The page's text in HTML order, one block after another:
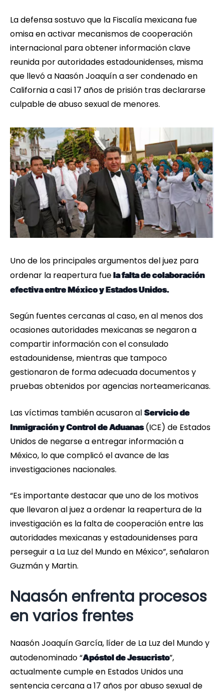
La defensa sostuvo que la Fiscalía mexicana fue
omisa en activar mecanismos de cooperación
internacional para obtener información clave
reunida por autoridades estadounidenses, misma
que llevó a Naasón Joaquín a ser condenado en
California a casi 17 años de prisión tras declararse
culpable de abuso sexual de menores.
Uno de los principales argumentos del juez para
ordenar la reapertura fuela falta de colaboración
efectiva entre México y Estados Unidos.
Según fuentes cercanas al caso, en al menos dos
ocasiones autoridades mexicanas se negaron a
compartir información con el consulado
estadounidense, mientras que tampoco
gestionaron de forma adecuada documentos y
pruebas obtenidos por agencias norteamericanas.
Las víctimas también acusaron al Servicio de
Inmigración y Control de Aduanas(ICE) de Estados
Unidos de negarse a entregar información a
México, lo que complicó el avance de las
investigaciones nacionales.
“Es importante destacar que uno de los motivos
que llevaron al juez a ordenar la reapertura de la
investigación es la falta de cooperación entre las
autoridades mexicanas y estadounidenses para
perseguir a La Luz del Mundo en México”, señalaron
Guzmán y Martin.
Naasón enfrenta procesos
en varios frentes
Naasón Joaquín García, líder de La Luz del Mundo y
autodenominado “Apóstol de Jesucristo”,
actualmente cumple en Estados Unidos una
sentencia cercana a 17 años por abuso sexual de